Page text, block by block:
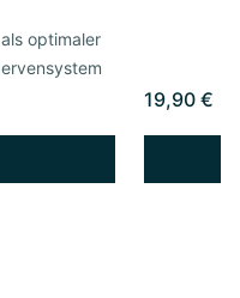
optimaler
19,90 €